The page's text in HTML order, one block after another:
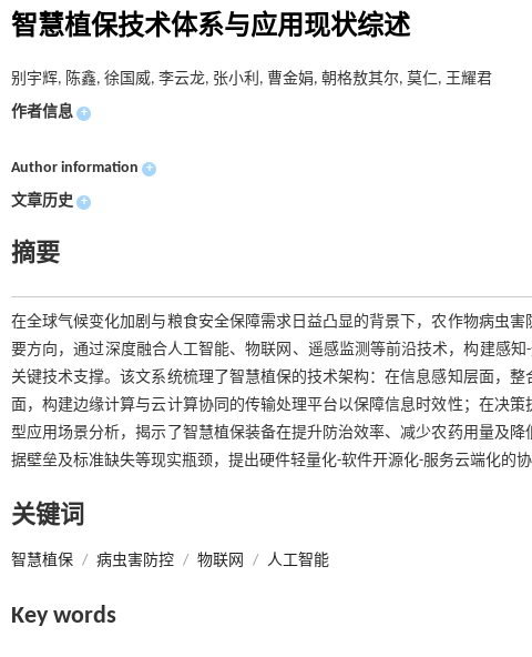
智慧植保技术体系与应用现状综述
别宇辉, 陈鑫, 徐国威, 李云龙, 张小利, 曹金娟, 朝格敖其尔, 莫仁, 王耀君
作者信息 +
Author information +
文章历史 +
摘要
在全球气候变化加剧与粮食安全保障需求日益凸显的背景下，农作物病虫
要方向，通过深度融合人工智能、物联网、遥感监测等前沿技术，构建感
关键技术支撑。该文系统梳理了智慧植保的技术架构：在信息感知层面，
面，构建边缘计算与云计算协同的传输处理平台以保障信息时效性；在决
型应用场景分析，揭示了智慧植保装备在提升防治效率、减少农药用量及
据壁垒及标准缺失等现实瓶颈，提出硬件轻量化-软件开源化-服务云端化的
关键词
智慧植保 / 病虫害防控 / 物联网 / 人工智能
Key words